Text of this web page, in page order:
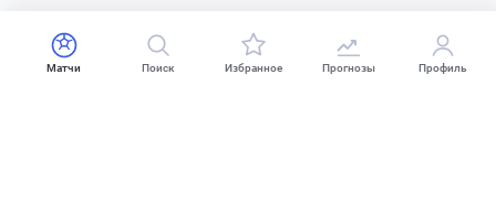
Матчи Поиск Избранное Прогнозы Профиль